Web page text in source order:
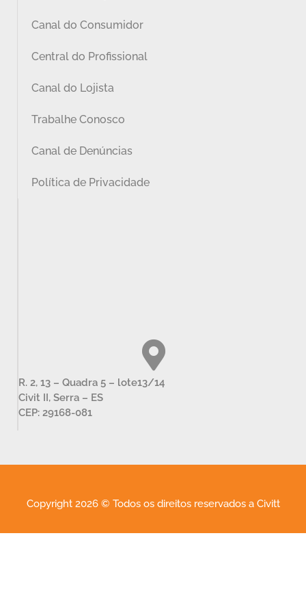
Canal do Consumidor
Central do Profissional
Canal do Lojista
Trabalhe Conosco
Canal de Denúncias
Política de Privacidade
R. 2, 13 – Quadra 5 – lote13/14
Civit II, Serra – ES
CEP: 29168-081
Copyright 2026 © Todos os direitos reservados a Civitt